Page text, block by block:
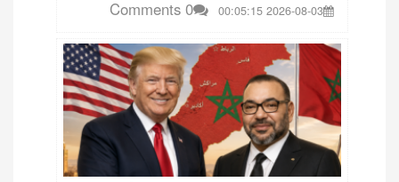
2026-08-03 00:05:15
0 Comments